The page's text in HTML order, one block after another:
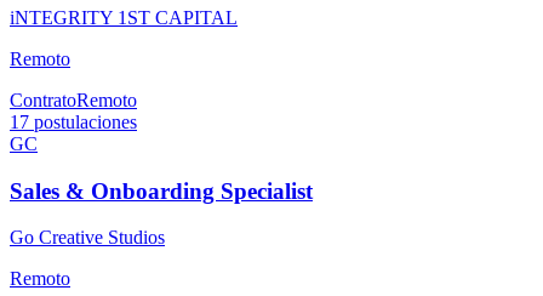
iNTEGRITY 1ST CAPITAL
Remoto
ContratoRemoto
17 postulaciones
GC
Sales & Onboarding Specialist
Go Creative Studios
Remoto